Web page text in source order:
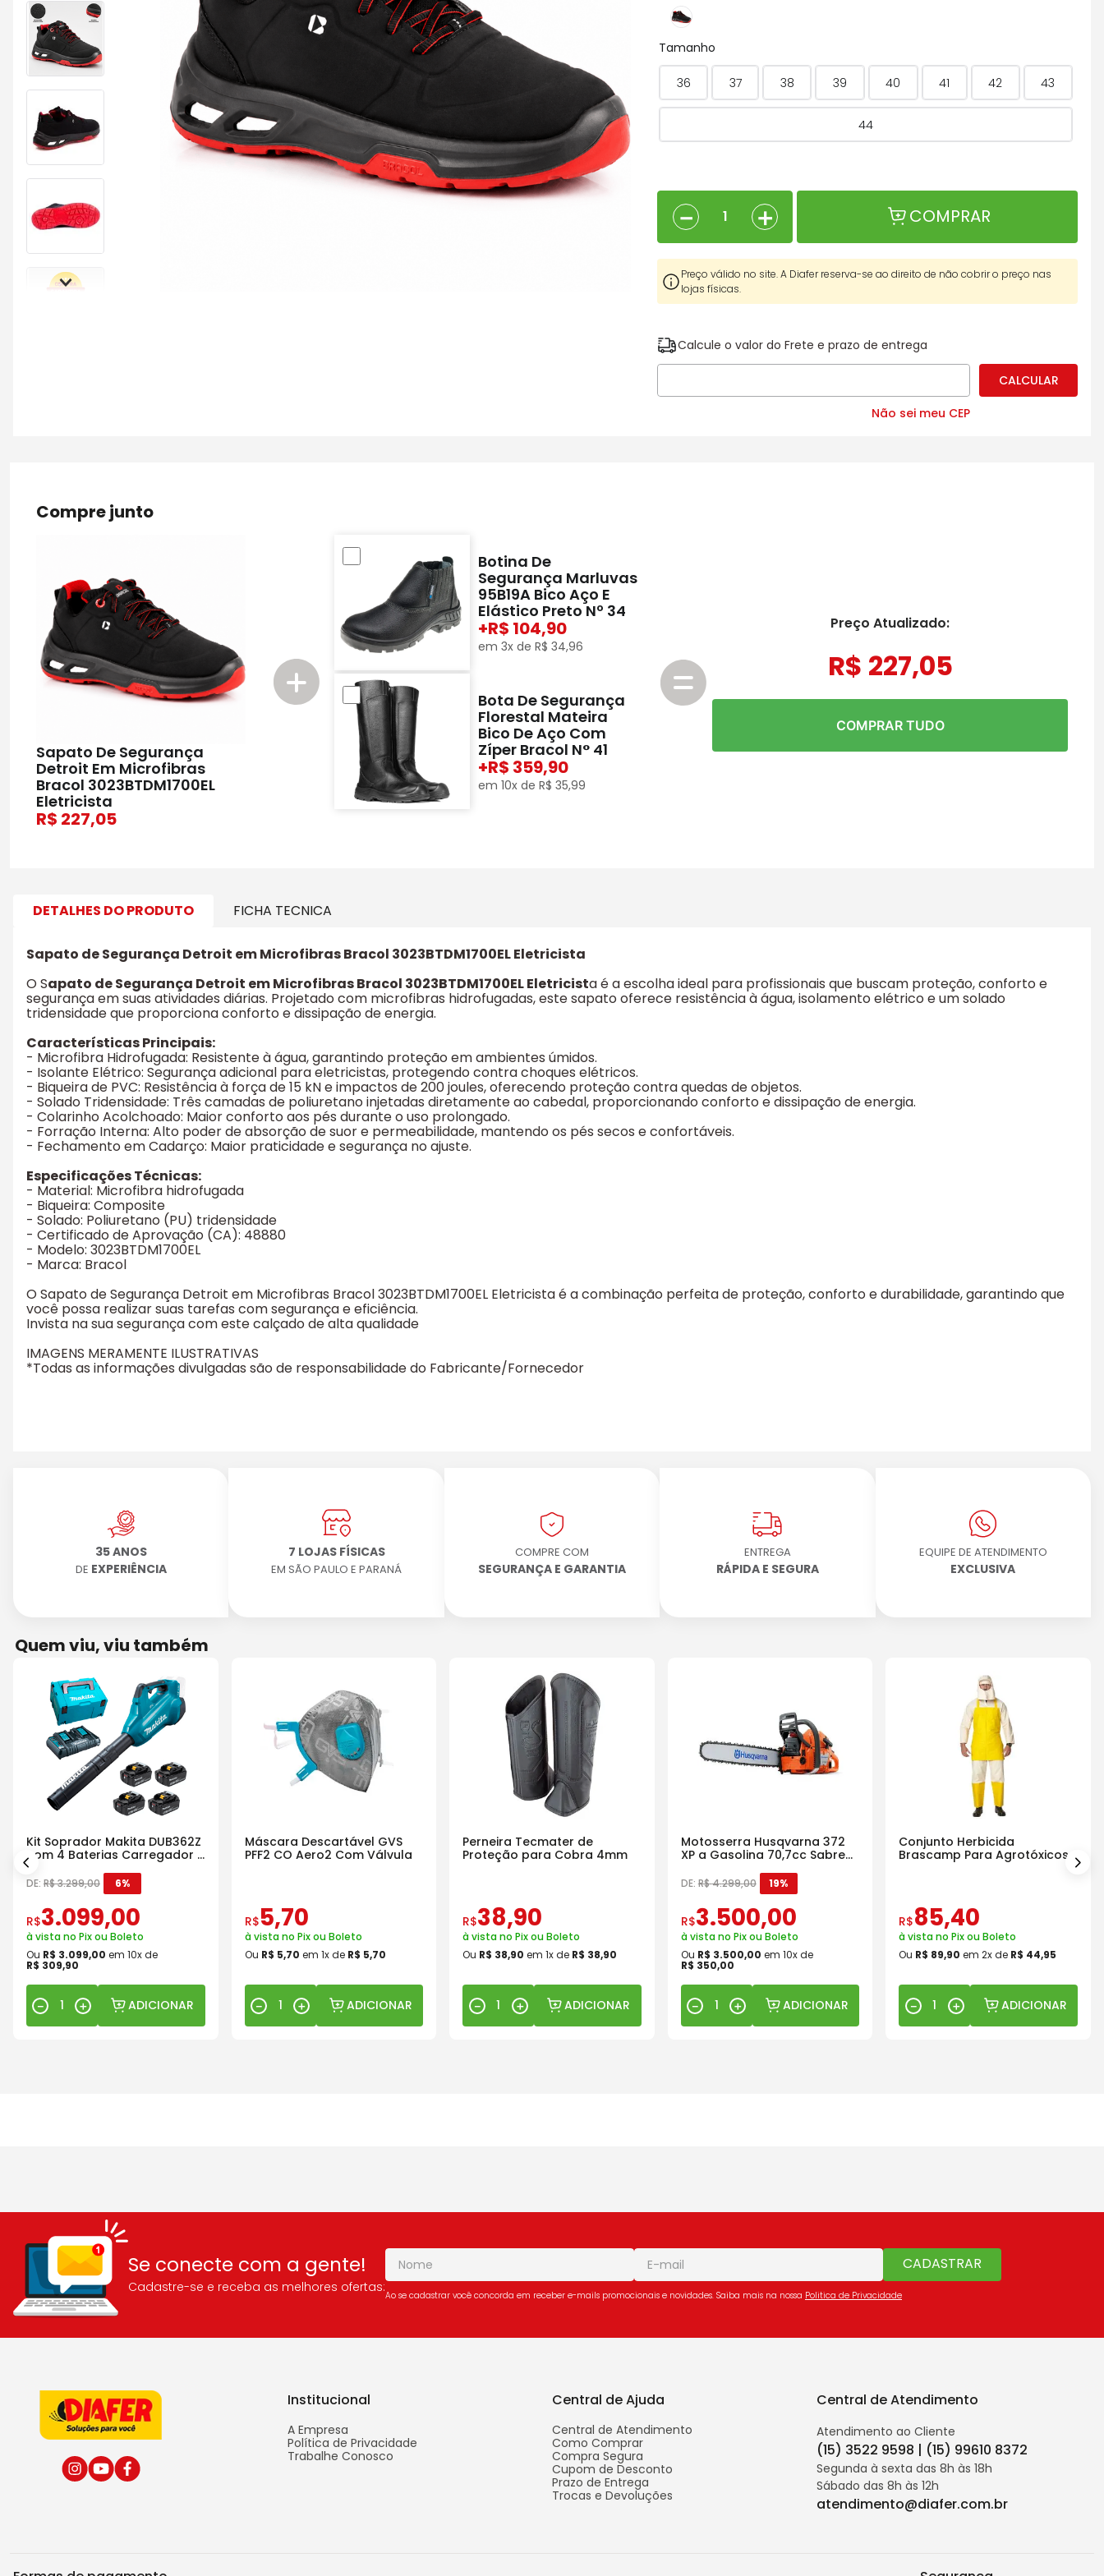
Tamanho
36 37 38 39 40 41 42 43
44
＋
－ COMPRAR
Preço válido no site. A Diafer reserva-se ao direito de não cobrir o preço nas
lojas físicas.
Calcule o valor do Frete e prazo de entrega
Não sei meu CEP
Compre junto
Sapato De Segurança
Detroit Em Microfibras
Bracol 3023BTDM1700EL
Eletricista
227,05
Botina De
Segurança Marluvas
95B19A Bico Aço E
Elástico Preto Nº 34
+ 104,90
em3x deR$ 34,96
Bota De Segurança
Florestal Mateira
Bico De Aço Com
Zíper Bracol N° 41
+ 359,90
em10x deR$ 35,99
Preço Atualizado:
R$ 227,05
COMPRAR TUDO
DETALHES DO PRODUTO FICHA TECNICA
Sapato de Segurança Detroit em Microfibras Bracol 3023BTDM1700EL Eletricista
O Sapato de Segurança Detroit em Microfibras Bracol 3023BTDM1700EL Eletricista é a escolha ideal para profissionais que buscam proteção, conforto e
segurança em suas atividades diárias. Projetado com microfibras hidrofugadas, este sapato oferece resistência à água, isolamento elétrico e um solado
tridensidade que proporciona conforto e dissipação de energia.
Características Principais:
- Microfibra Hidrofugada: Resistente à água, garantindo proteção em ambientes úmidos.
- Isolante Elétrico: Segurança adicional para eletricistas, protegendo contra choques elétricos.
- Biqueira de PVC: Resistência à força de 15 kN e impactos de 200 joules, oferecendo proteção contra quedas de objetos.
- Solado Tridensidade: Três camadas de poliuretano injetadas diretamente ao cabedal, proporcionando conforto e dissipação de energia.
- Colarinho Acolchoado: Maior conforto aos pés durante o uso prolongado.
- Forração Interna: Alto poder de absorção de suor e permeabilidade, mantendo os pés secos e confortáveis.
- Fechamento em Cadarço: Maior praticidade e segurança no ajuste.
Especificações Técnicas:
- Material: Microfibra hidrofugada
- Biqueira: Composite
- Solado: Poliuretano (PU) tridensidade
- Certificado de Aprovação (CA): 48880
- Modelo: 3023BTDM1700EL
- Marca: Bracol
O Sapato de Segurança Detroit em Microfibras Bracol 3023BTDM1700EL Eletricista é a combinação perfeita de proteção, conforto e durabilidade, garantindo que
você possa realizar suas tarefas com segurança e eficiência.
Invista na sua segurança com este calçado de alta qualidade
IMAGENS MERAMENTE ILUSTRATIVAS
*Todas as informações divulgadas são de responsabilidade do Fabricante/Fornecedor
35 ANOS
DE EXPERIÊNCIA
7 LOJAS FÍSICAS
EM SÃO PAULO E PARANÁ
COMPRE COM
SEGURANÇA E GARANTIA
ENTREGA
RÁPIDA E SEGURA
EQUIPE DE ATENDIMENTO
EXCLUSIVA
Quem viu, viu também
Kit Soprador Makita DUB362Z
com 4 Baterias Carregador e
Maleta
DE: R$3.299,00 6%
R$3.099,00
à vista no Pix ou Boleto
Ou R$ 3.099,00 em 10x de
R$ 309,90
＋
－ ADICIONAR
Máscara Descartável GVS
PFF2 CO Aero2 Com Válvula
R$5,70
à vista no Pix ou Boleto
Ou R$ 5,70 em 1x de R$ 5,70
＋
－ ADICIONAR
Perneira Tecmater de
Proteção para Cobra 4mm
R$38,90
à vista no Pix ou Boleto
Ou R$ 38,90 em1x de R$ 38,90
＋
－ ADICIONAR
Motosserra Husqvarna 372
XP a Gasolina 70,7cc Sabre
DE:R$4.299,00 19%
R$3.500,00
à vista no Pix ou Boleto
Ou R$ 3.500,00 em 10x de
R$ 350,00
＋
－ ADICIONAR
Conjunto Herbicida
Brascamp Para Agrotóxicos
30 Lavagens
R$85,40
à vista no Pix ou Boleto
Ou R$ 89,90 em2x de R$ 44,95
＋
－ ADICIONAR
Se conecte com a gente!
Cadastre-se e receba as melhores ofertas:
CADASTRAR
Ao se cadastrar você concorda em receber e-mails promocionais e novidades. Saiba mais na nossa Politica de Privacidade
Institucional
A Empresa
Política de Privacidade
Trabalhe Conosco
Central de Ajuda
Central de Atendimento
Como Comprar
Compra Segura
Cupom de Desconto
Prazo de Entrega
Trocas e Devoluções
Central de Atendimento
Atendimento ao Cliente
(15) 3522 9598 | (15) 99610 8372
Segunda à sexta das 8h às 18h
Sábado das 8h às 12h
atendimento@diafer.com.br